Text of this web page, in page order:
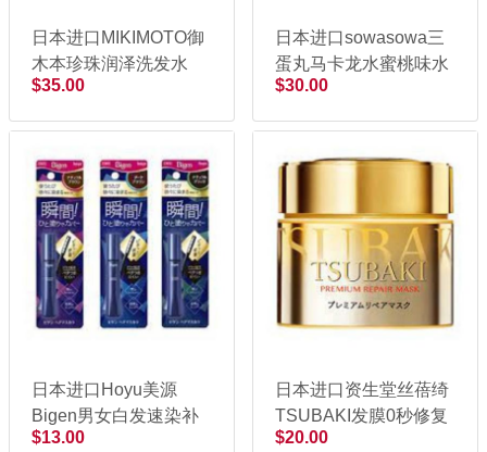
日本进口MIKIMOTO御
木本珍珠润泽洗发水
380ml
$35.00
日本进口sowasowa三
蛋丸马卡龙水蜜桃味水
果洗发水500mL
$30.00
日本进口Hoyu美源
Bigen男女白发速染补
发剂头发睫毛染发膏棒
$13.00
日本进口资生堂丝蓓绮
TSUBAKI发膜0秒修复
干枯毛躁滋养护180g
$20.00